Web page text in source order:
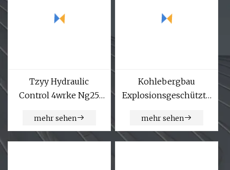
Tzyy Hydraulic
Control 4wrke Ng25
Proportional-
Wegeventil
mehr sehen
Kohlebergbau
Explosionsgeschützte
Hebemaschine
Versandwinde
mehr sehen